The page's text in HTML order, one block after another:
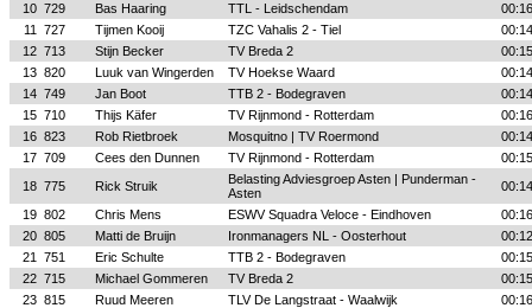
10 729 Bas Haaring TTL - Leidschendam
11
727 Tijmen Kooij TZC Vahalis 2 - Tiel
12 713 Stijn Becker TV Breda 2
13 820 Luuk van Wingerden TV Hoekse Waard
14 749 Jan Boot TTB 2 - Bodegraven
15 710 Thijs Käfer TV Rijnmond - Rotterdam
16 823 Rob Rietbroek Mosquitno | TV Roermond
17 709 Cees den Dunnen TV Rijnmond - Rotterdam
18 775 Rick Struik
Belasting Adviesgroep Asten | Punderman -
Asten
19 802 Chris Mens ESWV Squadra Veloce - Eindhoven
20 805 Matti de Bruijn Ironmanagers NL - Oosterhout
21
751 Eric Schulte TTB 2 - Bodegraven
22 715 Michael Gommeren TV Breda 2
23 815 Ruud Meeren TLV De Langstraat - Waalwijk